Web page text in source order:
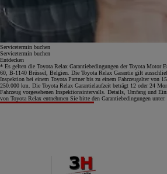
Servicetermin buchen
Servicetermin buchen
Entdecken
* Es gelten die Toyota Relax Garantiebedingungen der Toyota Motor
60, B-1140 Brüssel, Belgien. Die Toyota Relax Garantie gilt
Inspektion bei einem Toyota Partner bis zu einem Fahrzeugalter von
250.000 km. Die Toyota Relax Garantielaufzeit beträgt 12 oder 24
Fahrzeug vorgesehenen Inspektionsintervalls. Details, Umfang und
von Toyota Relax entnehmen Sie bitte den Garantiebedingungen unter: